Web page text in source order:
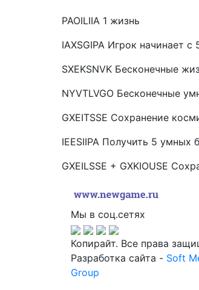
PAOILIIA 1 жизнь
IAXSGIPA Игрок начинает
SXEKSNVK Бесконечные
NYVTLVGO Бесконечные
GXEITSSE Сохранение
IEESIIPA Получить 5 умных
GXEILSSE + GXKIOUSE
Мы в соц.сетях
Копирайт. Все права
Разработка сайта - Soft
Group